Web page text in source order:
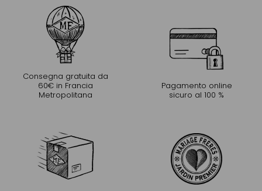
Consegna gratuita da
60€ in Francia
Metropolitana
Pagamento online
sicuro al 100 %